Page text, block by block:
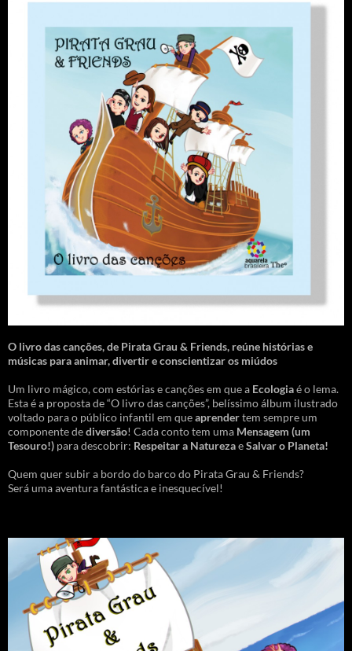
O livro das canções,de Pirata Grau & Friends, reúne histórias e
músicas para animar, divertir e conscientizar os miúdos
Um livro mágico, com estórias e canções em que a Ecologiaé o lema.
Esta é a proposta de “O livro das canções”, belíssimo álbum ilustrado
voltado para o público infantil em queaprendertem sempre um
componente dediversão! Cada conto tem uma Mensagem (um
Tesouro!) para descobrir: Respeitar a NaturezaeSalvar o Planeta!
Quem quer subir a bordo do barco do Pirata Grau & Friends?
Será uma aventura fantástica e inesquecível!